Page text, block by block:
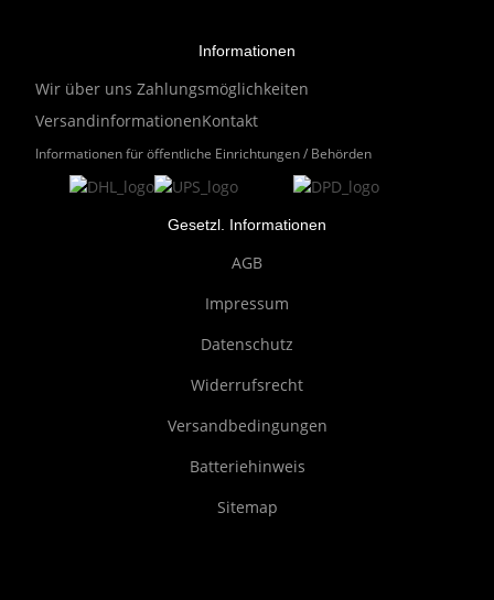
Informationen
Wir über uns Zahlungsmöglichkeiten
VersandinformationenKontakt
Informationen für öffentliche Einrichtungen / Behörden
Gesetzl. Informationen
AGB
Impressum
Datenschutz
Widerrufsrecht
Versandbedingungen
Batteriehinweis
Sitemap